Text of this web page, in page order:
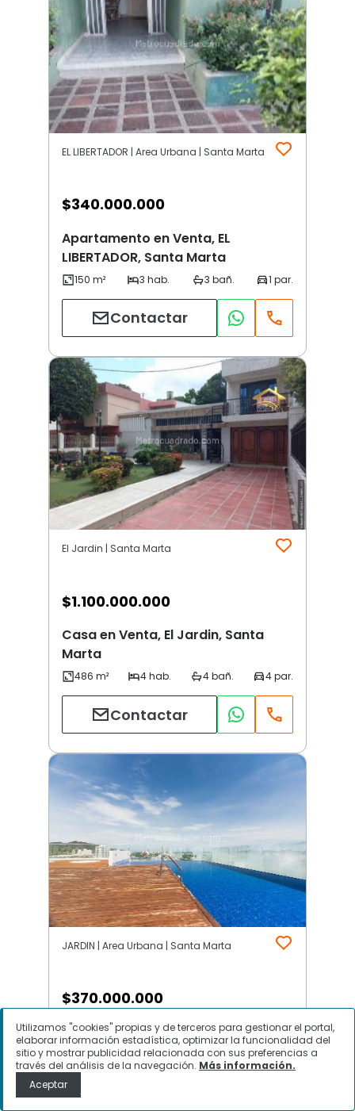
EL LIBERTADOR | Area Urbana | Santa Marta
$340.000.000
Apartamento en Venta, EL
LIBERTADOR, Santa Marta
Contactar
El Jardin | Santa Marta
$1.100.000.000
Casa en Venta, El Jardin, Santa
Marta
Contactar
JARDIN | Area Urbana | Santa Marta
$370.000.000
Apartamento en Venta, JARDIN,
Santa Marta
Utilizamos "cookies" propias y de terceros para gestionar el portal,
elaborar información estadística, optimizar la funcionalidad del
sitio y mostrar publicidad relacionada con sus preferencias a
través del análisis de la navegación. Más información.
Aceptar